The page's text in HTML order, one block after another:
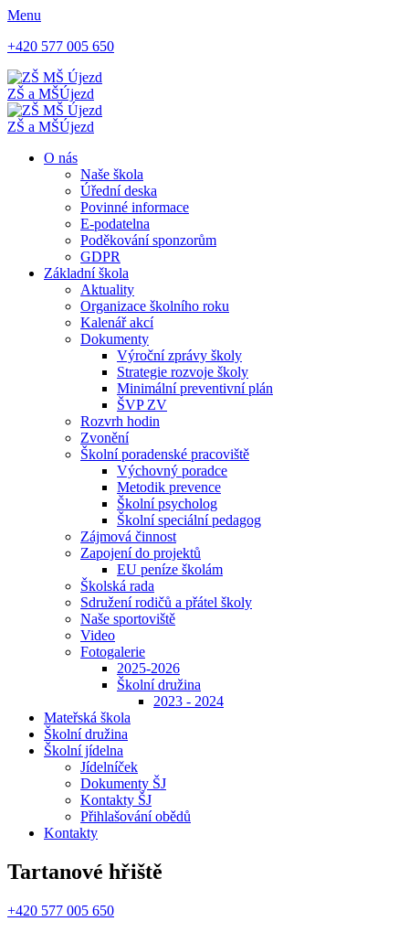
Menu
+420 577 005 650
ZŠ a MŠÚjezd
ZŠ a MŠÚjezd
O nás
Naše škola
Úřední deska
Povinné informace
E-podatelna
Poděkování sponzorům
GDPR
Základní škola
Aktuality
Organizace školního roku
Kalenář akcí
Dokumenty
Výroční zprávy školy
Strategie rozvoje školy
Minimální preventivní plán
ŠVP ZV
Rozvrh hodin
Zvonění
Školní poradenské pracoviště
Výchovný poradce
Metodik prevence
Školní psycholog
Školní speciální pedagog
Zájmová činnost
Zapojení do projektů
EU peníze školám
Školská rada
Sdružení rodičů a přátel školy
Naše sportoviště
Video
Fotogalerie
2025-2026
Školní družina
2023 - 2024
Mateřská škola
Školní družina
Školní jídelna
Jídelníček
Dokumenty ŠJ
Kontakty ŠJ
Přihlašování obědů
Kontakty
Tartanové hřiště
+420 577 005 650